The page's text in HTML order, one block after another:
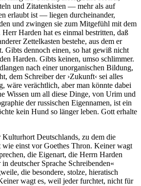
und Zitatenkisten — mehr als auf
erlaubt ist — liegen durcheinander,
und zwingen sie zum Mitgefühl mit dem
Herr Harden hat es einmal bestritten, daß
Zettelkasten bestehe, aus dem er
Gibts dennoch einen, so hat gewiß nicht
Harden. Gibts keinen, umso schlimmer.
nach einer unorganischen Bildung,
dem Schreiber der ›Zukunft‹ sei alles
wäre verächtlich, aber man könnte dabei
Wissen um all diese Dinge, von Urim und
der russischen Eigennamen, ist ein
kein Hund so länger leben. Gott erhalte
Deutschlands, zu dem die
wie einst vor Goethes Thron. Keiner wagt
die Eigenart, die Herrn Harden
deutscher Sprache Schreibenden«
die besondere, stolze, hieratisch
wagt es, weil jeder furchtet, nicht für